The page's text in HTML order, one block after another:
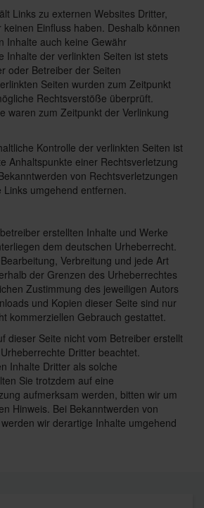
Links zu externen Websites Dritter,
Einfluss haben. Deshalb können
Inhalte auch keine Gewähr
Inhalte der verlinkten Seiten ist stets
oder Betreiber der Seiten
Seiten wurden zum Zeitpunkt
Rechtsverstöße überprüft.
waren zum Zeitpunkt der Verlinkung
Kontrolle der verlinkten Seiten ist
Anhaltspunkte einer Rechtsverletzung
von Rechtsverletzungen
umgehend entfernen.
erstellten Inhalte und Werke
dem deutschen Urheberrecht.
Verbreitung und jede Art
der Grenzen des Urheberrechtes
Zustimmung des jeweiligen Autors
und Kopien dieser Seite sind nur
kommerziellen Gebrauch gestattet.
dieser Seite nicht vom Betreiber erstellt
Dritter beachtet.
Inhalte Dritter als solche
Sie trotzdem auf eine
aufmerksam werden, bitten wir um
Hinweis. Bei Bekanntwerden von
wir derartige Inhalte umgehend